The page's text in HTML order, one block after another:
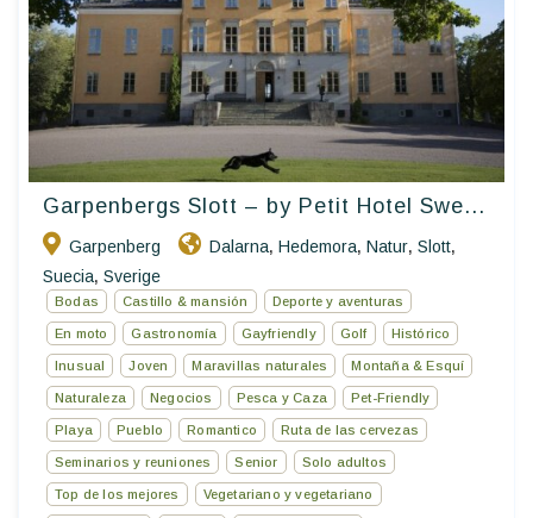
Garpenbergs Slott – by Petit Hotel Swe...
Garpenberg Dalarna, Hedemora, Natur, Slott,
Suecia, Sverige
Bodas Castillo & mansión Deporte y aventuras
En moto Gastronomía Gayfriendly Golf Histórico
Inusual Joven Maravillas naturales Montaña & Esquí
Naturaleza Negocios Pesca y Caza Pet-Friendly
Playa Pueblo Romantico Ruta de las cervezas
Seminarios y reuniones Senior Solo adultos
Top de los mejores Vegetariano y vegetariano